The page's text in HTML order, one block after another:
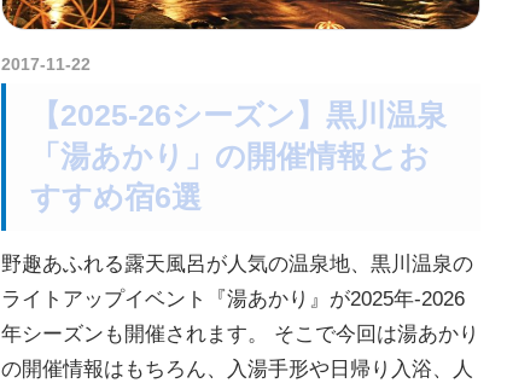
2017-11-22
【2025-26シーズン】黒川温泉
「湯あかり」の開催情報とお
すすめ宿6選
野趣あふれる露天風呂が人気の温泉地、黒川温泉の
ライトアップイベント『湯あかり』が2025年-2026
年シーズンも開催されます。 そこで今回は湯あかり
の開催情報はもちろん、入湯手形や日帰り入浴、人